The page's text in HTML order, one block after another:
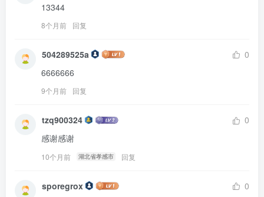
13344
8个月前 回复
504289525a
0
6666666
9个月前 回复
tzq900324
0
感谢感谢
10个月前 湖北省孝感市 回复
sporegrox
0